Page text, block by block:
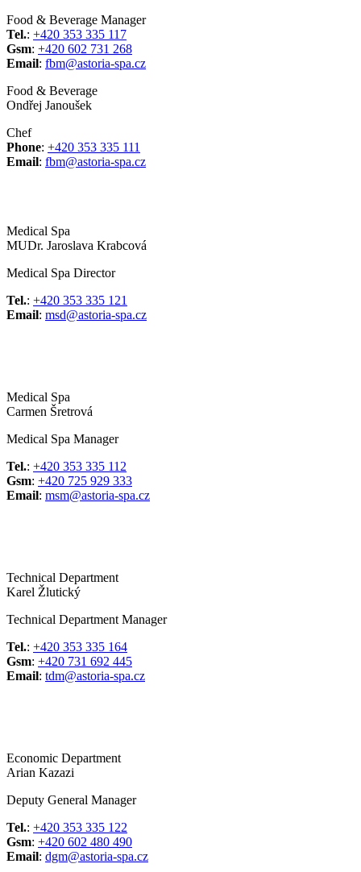
Food & Beverage Manager
Tel.: +420 353 335 117
Gsm: +420 602 731 268
Email: fbm@astoria-spa.cz
Food & Beverage
Ondřej Janoušek
Chef
Phone: +420 353 335 111
Email: fbm@astoria-spa.cz
Medical Spa
MUDr. Jaroslava Krabcová
Medical Spa Director
Tel.: +420 353 335 121
Email: msd@astoria-spa.cz
Medical Spa
Carmen Šretrová
Medical Spa Manager
Tel.: +420 353 335 112
Gsm: +420 725 929 333
Email: msm@astoria-spa.cz
Technical Department
Karel Žlutický
Technical Department Manager
Tel.: +420 353 335 164
Gsm: +420 731 692 445
Email: tdm@astoria-spa.cz
Economic Department
Arian Kazazi
Deputy General Manager
Tel.: +420 353 335 122
Gsm: +420 602 480 490
Email: dgm@astoria-spa.cz